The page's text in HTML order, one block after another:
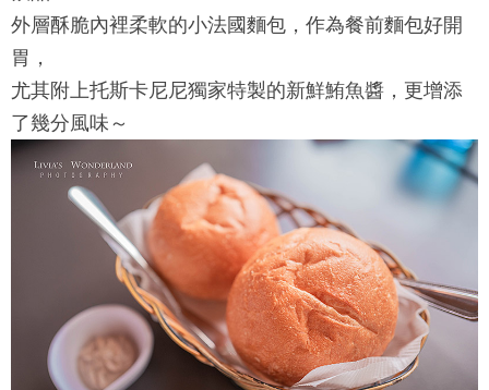
外層酥脆內裡柔軟的小法國麵包，作為餐前麵包好開
胃，
尤其附上托斯卡尼尼獨家特製的新鮮鮪魚醬，更增添
了幾分風味～